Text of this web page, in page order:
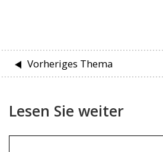
Vorheriges Thema
Lesen Sie weiter